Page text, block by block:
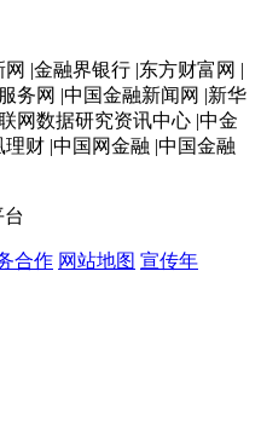
|金融界银行 |东方财富网 |
务网 |中国金融新闻网 |新华
网数据研究资讯中心 |中金
财 |中国网金融 |中国金融
合作 网站地图 宣传年